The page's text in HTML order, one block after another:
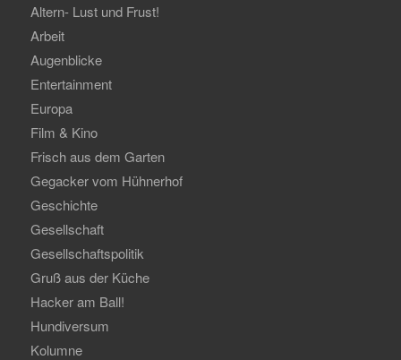
Altern- Lust und Frust!
Arbeit
Augenblicke
Entertainment
Europa
Film & Kino
Frisch aus dem Garten
Gegacker vom Hühnerhof
Geschichte
Gesellschaft
Gesellschaftspolitik
Gruß aus der Küche
Hacker am Ball!
Hundiversum
Kolumne